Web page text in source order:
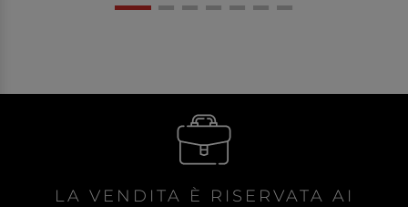
LA VENDITA È RISERVATA AI